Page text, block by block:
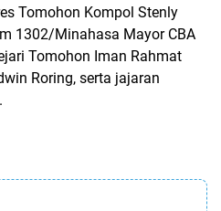
Tomohon Kompol Stenly
1302/Minahasa Mayor CBA
Tomohon Iman Rahmat
Roring, serta jajaran